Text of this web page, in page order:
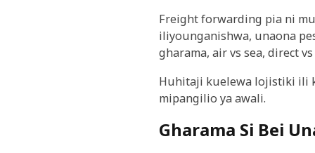
Freight forwarding pia ni
iliyounganishwa, unaona
gharama, air vs sea, direct
Huhitaji kuelewa lojistiki ili
mipangilio ya awali.
Gharama Si Bei